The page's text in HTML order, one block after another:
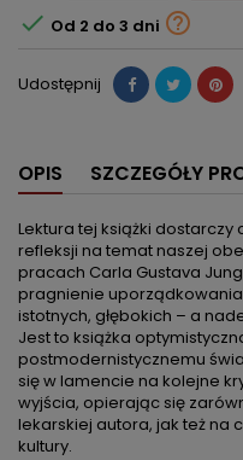
 Od 2 do 3 dni 
Udostępnij
OPIS SZCZEGÓŁY
Lektura tej książki
refleksji na temat naszej
pracach Carla Gustava
pragnienie
istotnych, głębokich – a
Jest to książka
postmodernistycznemu
się w lamencie na kolejne
wyjścia, opierając się
lekarskiej autora, jak też na
kultury.